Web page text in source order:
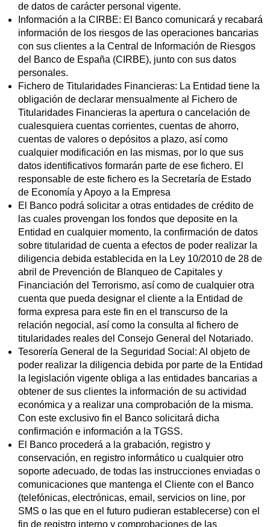
de datos de carácter personal vigente.
Información a la CIRBE: El Banco comunicará y recabará
información de los riesgos de las operaciones bancarias
con sus clientes a la Central de Información de Riesgos
del Banco de España (CIRBE), junto con sus datos
personales.
Fichero de Titularidades Financieras: La Entidad tiene la
obligación de declarar mensualmente al Fichero de
Titularidades Financieras la apertura o cancelación de
cualesquiera cuentas corrientes, cuentas de ahorro,
cuentas de valores o depósitos a plazo, así como
cualquier modificación en las mismas, por lo que sus
datos identificativos formarán parte de ese fichero. El
responsable de este fichero es la Secretaría de Estado
de Economía y Apoyo a la Empresa
El Banco podrá solicitar a otras entidades de crédito de
las cuales provengan los fondos que deposite en la
Entidad en cualquier momento, la confirmación de datos
sobre titularidad de cuenta a efectos de poder realizar la
diligencia debida establecida en la Ley 10/2010 de 28 de
abril de Prevención de Blanqueo de Capitales y
Financiación del Terrorismo, así como de cualquier otra
cuenta que pueda designar el cliente a la Entidad de
forma expresa para este fin en el transcurso de la
relación negocial, así como la consulta al fichero de
titularidades reales del Consejo General del Notariado.
Tesorería General de la Seguridad Social: Al objeto de
poder realizar la diligencia debida por parte de la Entidad
la legislación vigente obliga a las entidades bancarias a
obtener de sus clientes la información de su actividad
económica y a realizar una comprobación de la misma.
Con este exclusivo fin el Banco solicitará dicha
confirmación e información a la TGSS.
El Banco procederá a la grabación, registro y
conservación, en registro informático u cualquier otro
soporte adecuado, de todas las instrucciones enviadas o
comunicaciones que mantenga el Cliente con el Banco
(telefónicas, electrónicas, email, servicios on line, por
SMS o las que en el futuro pudieran establecerse) con el
fin de registro interno y comprobaciones de las